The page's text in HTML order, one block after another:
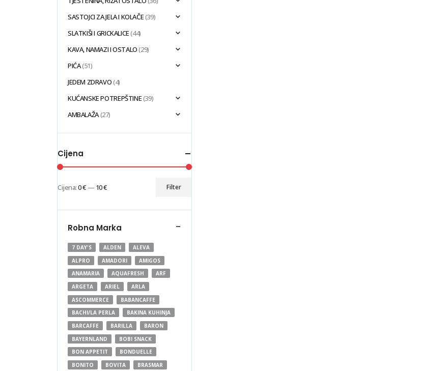
SASTOJCI ZA JELA I KOLAČE(39)
SLATKIŠI I GRICKALICE(44)
KAVA, NAMAZI I OSTALO(29)
PIĆA(51)
JEDEM ZDRAVO(4)
KUĆANSKE POTREPŠTINE(39)
AMBALAŽA(27)
Cijena
Min
Maks
Filter
Cijena:0 € — 10 €
Robna Marka -
7 DAY'S ALDEN
ALEVA
ALPRO
AMADORI
AMIGOS
ANAMARIA
AQUAFRESH
ARF
ARGETA
ARIEL
ARLA
ASCOMMERCE
BABANCAFFE
BACHI/LA PERLA
BAKINA KUHINJA
BARCAFFE
BARILLA
BARON
BAYERNLAND
BOBI SNACK
BON APPETIT
BONDUELLE
BONITO
BOVITA
BRASMAR